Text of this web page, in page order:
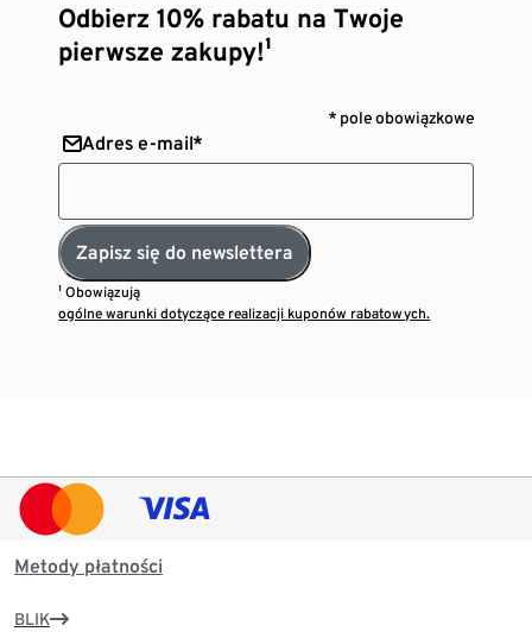
Odbierz 10% rabatu na Twoje
pierwsze zakupy!¹
* pole obowiązkowe
Adres e-mail*
Zapisz się do newslettera
¹ Obowiązują
ogólne warunki dotyczące realizacji kuponów rabatowych.
Metody płatności
BLIK